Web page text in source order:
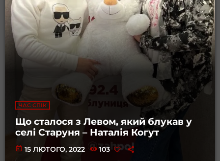
ЧАС СПІК
Що сталося з Левом, який блукав у
селі Старуня – Наталія Когут
today 15 ЛЮТОГО, 2022 103